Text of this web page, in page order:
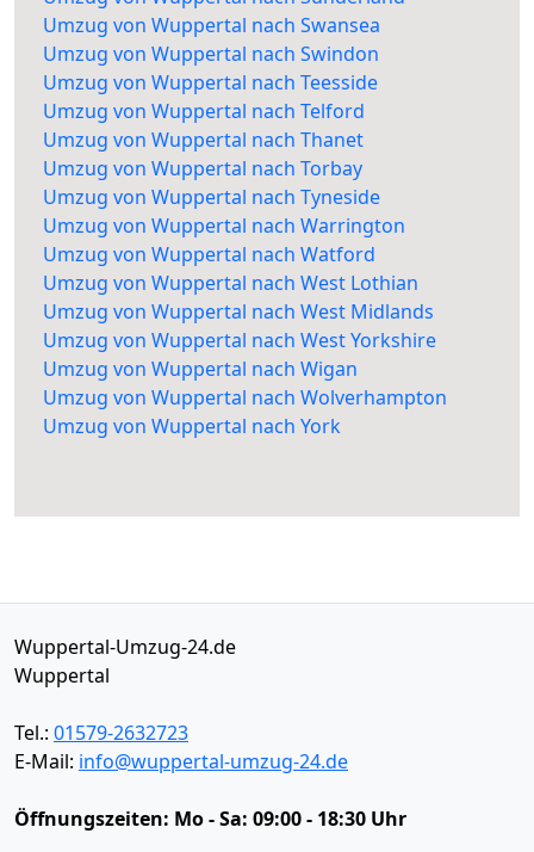
Umzug von Wuppertal nach Swansea
Umzug von Wuppertal nach Swindon
Umzug von Wuppertal nach Teesside
Umzug von Wuppertal nach Telford
Umzug von Wuppertal nach Thanet
Umzug von Wuppertal nach Torbay
Umzug von Wuppertal nach Tyneside
Umzug von Wuppertal nach Warrington
Umzug von Wuppertal nach Watford
Umzug von Wuppertal nach West Lothian
Umzug von Wuppertal nach West Midlands
Umzug von Wuppertal nach West Yorkshire
Umzug von Wuppertal nach Wigan
Umzug von Wuppertal nach Wolverhampton
Umzug von Wuppertal nach York
Wuppertal-Umzug-24.de
Wuppertal
Tel.: 01579-2632723
E-Mail: info@wuppertal-umzug-24.de
Öffnungszeiten: Mo - Sa: 09:00 - 18:30 Uhr